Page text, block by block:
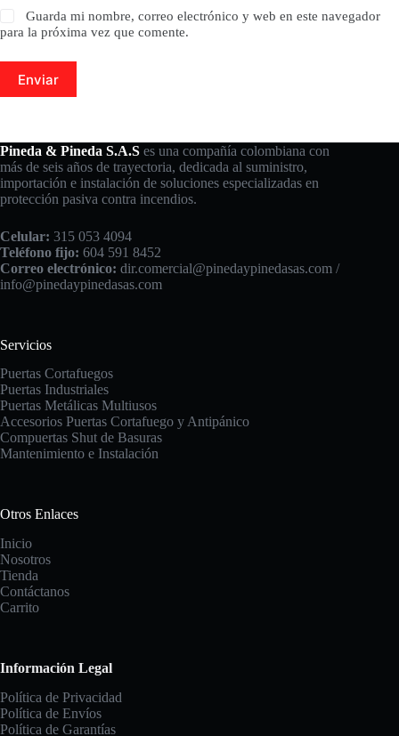
Guarda mi nombre, correo electrónico y web en este navegador
para la próxima vez que comente.
Enviar
Pineda & Pineda S.A.S es una compañía colombiana con
más de seis años de trayectoria, dedicada al suministro,
importación e instalación de soluciones especializadas en
protección pasiva contra incendios.
Celular: 315 053 4094
Teléfono fijo: 604 591 8452
Correo electrónico: dir.comercial@pinedaypinedasas.com /
info@pinedaypinedasas.com
Servicios
Puertas Cortafuegos
Puertas Industriales
Puertas Metálicas Multiusos
Accesorios Puertas Cortafuego y Antipánico
Compuertas Shut de Basuras
Mantenimiento e Instalación
Otros Enlaces
Inicio
Nosotros
Tienda
Contáctanos
Carrito
Información Legal
Política de Privacidad
Política de Envíos
Política de Garantías